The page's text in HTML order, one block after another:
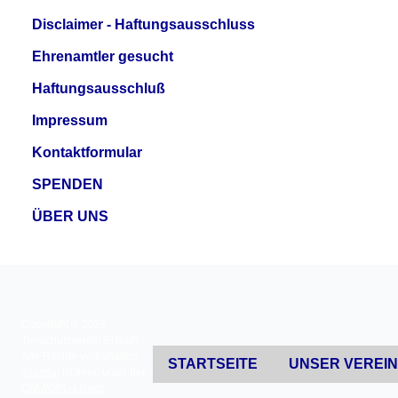
Disclaimer - Haftungsausschluss
Ehrenamtler gesucht
Haftungsausschluß
Impressum
Kontaktformular
SPENDEN
ÜBER UNS
STARTSEITE UNSER VEREIN